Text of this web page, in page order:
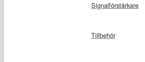
Signalförstärkare
Tillbehör